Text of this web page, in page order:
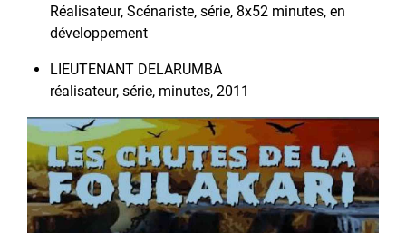
Réalisateur, Scénariste, série, 8x52 minutes, en
développement
LIEUTENANT DELARUMBA
réalisateur, série, minutes, 2011